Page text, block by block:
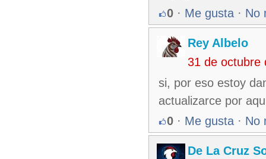
0 · Me gusta · No
Rey Albelo
31 de octubre
si, por eso estoy
actualizarce por
0 · Me gusta · No
De La Cruz